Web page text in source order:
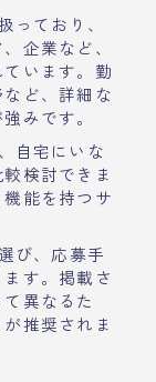
っており、
企業など、
います。勤
ど、詳細な
みです。
自宅にいな
検討できま
能を持つサ
び、応募手
す。掲載さ
異なるた
推奨されま